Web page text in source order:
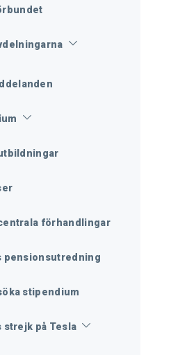
förhandlingar
pensionsutredning
stipendium
strejk på Tesla